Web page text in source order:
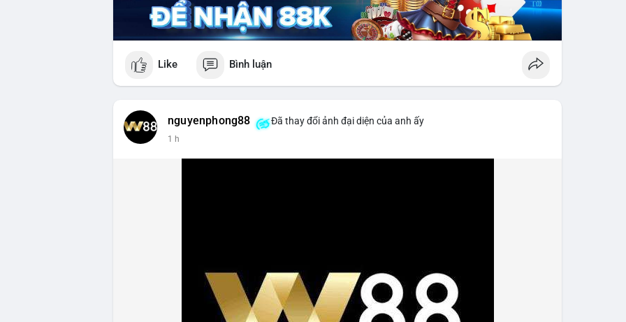
Like Bình luận
nguyenphong88 Đã thay đổi ảnh đại diện của anh ấy
1 h